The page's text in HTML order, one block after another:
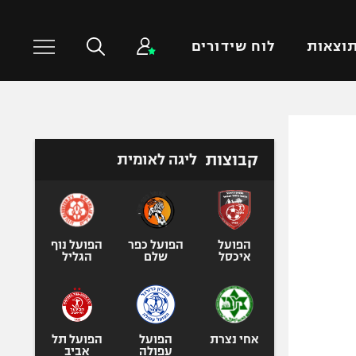
תוצאות לוח שידורים
טניס
כדורעף
אגרוף
ספורט אולימפי
קבוצות ליגה לאומית
הפועל
איכסל
הפועל כפר
שלם
הפועל נוף
הגליל
אחי נצרת
הפועל
עפולה
הפועל תל
אביב